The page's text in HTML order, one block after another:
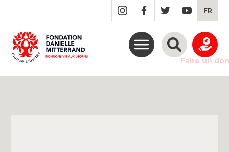
MAIN
CONTENT
FR
Faire un don